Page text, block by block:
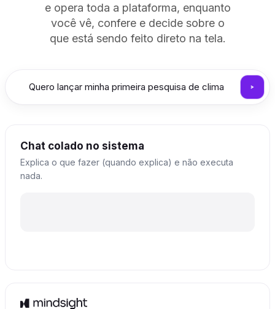
e opera toda a plataforma, enquanto
você vê, confere e decide sobre o
que está sendo feito direto na tela.
Chat colado no sistema
Explica o que fazer (quando explica) e não executa
nada.